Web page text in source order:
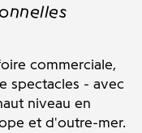
commerciale,
spectacles - avec
niveau en
et d'outre-mer.